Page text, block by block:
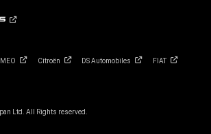
Citroën DSAutomobiles FIAT
Ltd. All Rights reserved.